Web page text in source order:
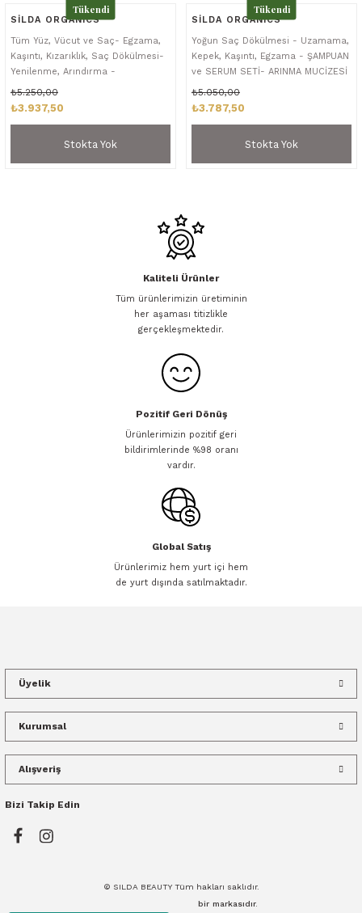
Tükendi
SİLDA ORGANICS
Tüm Yüz, Vücut ve Saç- Egzama,
Kaşıntı, Kızarıklık, Saç Dökülmesi-
Yenilenme, Arındırma -
SERUM SETİ
₺5.250,00
₺3.937,50
Stokta Yok
Tükendi
SİLDA ORGANICS
Yoğun Saç Dökülmesi - Uzamama,
Kepek, Kaşıntı, Egzama - ŞAMPUAN
ve SERUM SETİ- ARINMA MUCİZESİ
₺5.050,00
₺3.787,50
Stokta Yok
Kaliteli Ürünler
Tüm ürünlerimizin üretiminin
her aşaması titizlikle
gerçekleşmektedir.
Pozitif Geri Dönüş
Ürünlerimizin pozitif geri
bildirimlerinde %98 oranı
vardır.
Global Satış
Ürünlerimiz hem yurt içi hem
de yurt dışında satılmaktadır.
Üyelik
Kurumsal
Alışveriş
Bizi Takip Edin
© SILDA BEAUTY Tüm hakları saklıdır.
bir markasıdır.